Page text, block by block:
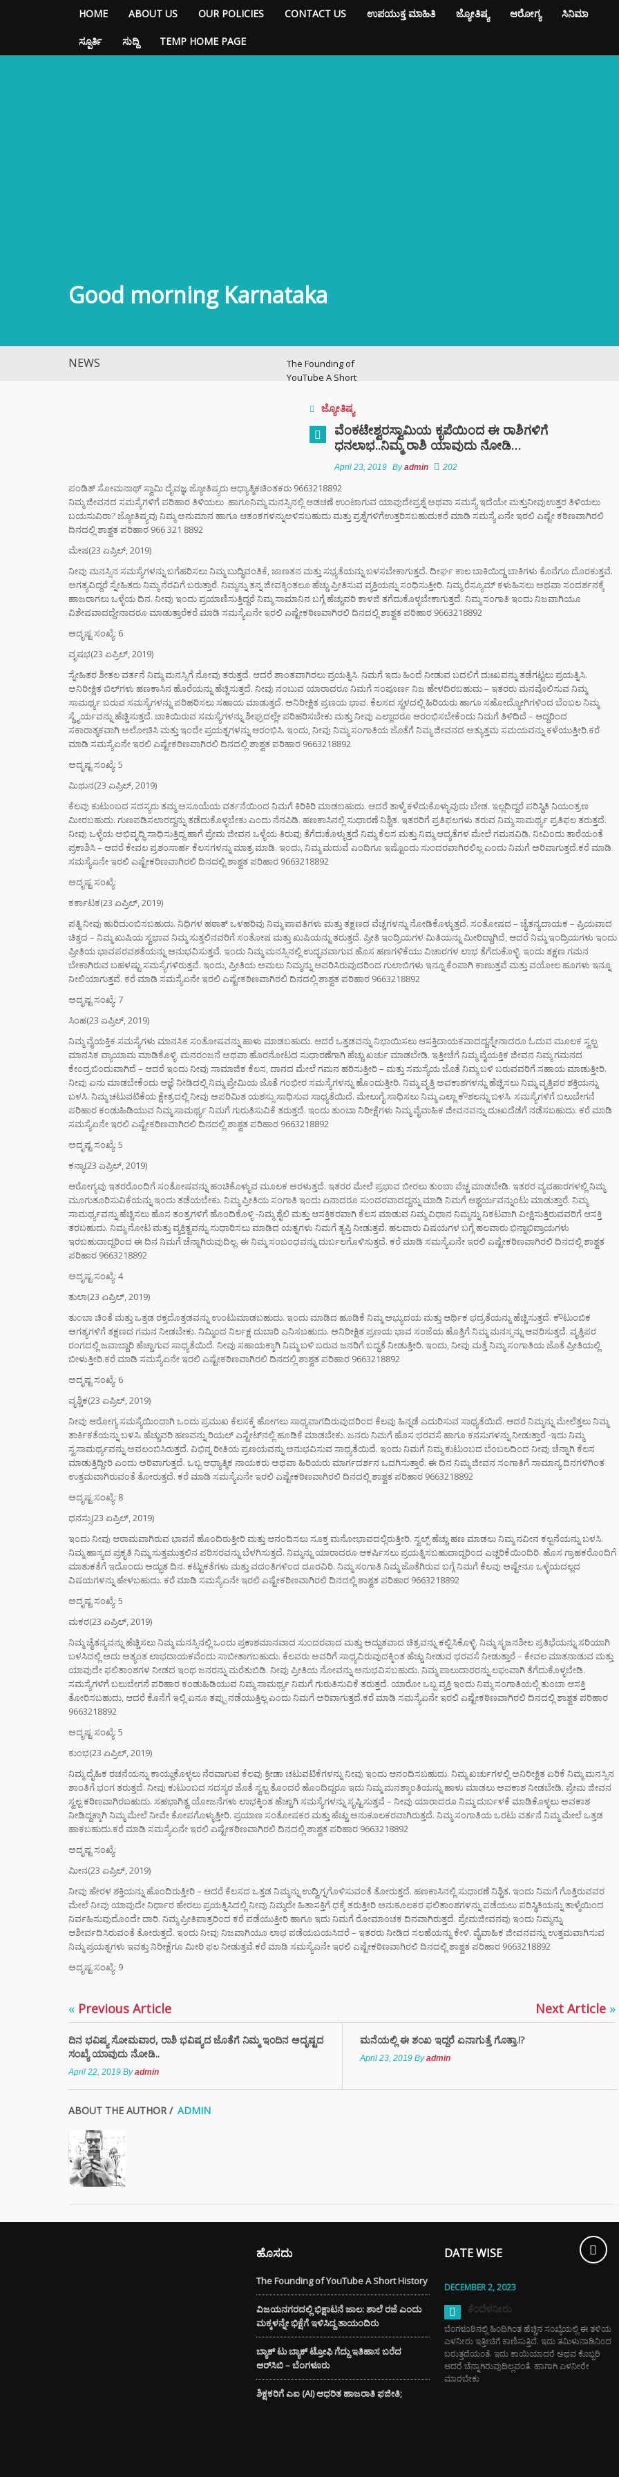
HOME ABOUT US OUR POLICIES CONTACT US ಉಪಯುಕ್ತ ಮಾಹಿತಿ ಜ್ಯೋತಿಷ್ಯ ಆರೋಗ್ಯ ಸಿನಿಮಾ
ಸ್ಪೂರ್ತಿ ಸುದ್ದಿ TEMP HOME PAGE
Good morning Karnataka
NEWS
The Founding of
YouTube A Short
ವಿಜಯನಗರದಲ್ಲಿ
ಭಿಕ್ಷಾಟನೆ ಜಾಲ: ಶಾಲೆ ರಜೆ
ಎಂದು ಮಕ್ಕಳನ್ನೇ ಭಿಕ್ಷೆಗೆ
ಇಳಿಸಿದ್ದ ತಾಯಂದಿರು
ಬ್ಯಾಕ್ ಟು ಬ್ಯಾಕ್ ಟ್ರೋಫಿ
ಗೆದ್ದು ಇತಿಹಾಸ ಬರೆದ
ಶಿಕ್ಷಕರಿಗೆ ಎಐ (AI)
ಆಧರಿತ ಹಾಜರಾತಿ
ಫಜೀತಿ;
ಮುಖ್ಯಮಂತ್ರಿ
ಸಿದ್ದರಾಮಯ್ಯ ಅವರು
ರಾಜೀನಾಮೆ ಘೋಷಣೆ –
ಡಿಕೆ ಶಿವಕುಮಾರ್
ಬೆಲೆಯ ಸನ್‌ಗ್ಲಾಸ್
ಧರಿಸುತ್ತೀರಾ? ಹಾಗಾದರೆ
ಈ ಅಪಾಯಗಳ ಬಗ್ಗೆ
ತಿಳಿಯಲೇಬೇಕು!
ಕೋಟಿ ರೂ ಲೂಟಿ
ಭಾರತದಲ್ಲಿ ಚಿನ್ನದ
ಬೇಡಿಕೆಗೆ ದೊಡ್ಡ ಹೊಡೆತ
ಬಿದ್ದಿದೆ.
ಕೂದಲಿಗೆ ಬೀಟ್ರೂಟ್‌ನ ಈ
ಹೇರ್ ಕೇರ್ ಟಿಪ್ಸ್
ಪ್ರಯತ್ನಿಸಿ
ಜ್ಯೋತಿಷ್ಯ
ವೆಂಕಟೇಶ್ವರಸ್ವಾಮಿಯ ಕೃಪೆಯಿಂದ ಈ ರಾಶಿಗಳಿಗೆ
ಧನಲಾಭ..ನಿಮ್ಮ ರಾಶಿ ಯಾವುದು ನೋಡಿ…
April 23, 2019 Byadmin 202
ಪಂಡಿತ್ ಸೋಮನಾಥ್ ಸ್ವಾಮಿ ದೈವಜ್ಞ ಜ್ಯೋತಿಷ್ಯರು ಆಧ್ಯಾತ್ಮಿಕಚಿಂತಕರು 9663218892
ನಿಮ್ಮ ಜೀವನದ ಸಮಸ್ಯೆಗಳಿಗೆ ಪರಿಹಾರ ತಿಳಿಯಲು ಹಾಗೂನಿಮ್ಮ ಮನಸ್ಸಿನಲ್ಲಿ ಆಡಚಣೆ ಉಂಟಾಗುವ ಯಾವುದೇಪ್ರಶ್ನೆ ಅಥವಾ ಸಮಸ್ಯೆ ಇದೆಯೇ ಮತ್ತುನೀವುಉತ್ತರ ತಿಳಿಯಲು
ಬಯಸುವಿರಾ? ಜ್ಯೋತಿಷ್ಯವು ನಿಮ್ಮ ಅನುಮಾನ ಹಾಗೂ ಆತಂಕಗಳನ್ನುಅಳಿಸಬಹುದು ಮತ್ತು ಪ್ರಶ್ನೆಗಳಿಗೆಉತ್ತರಿಸಬಹುದುಕರೆ ಮಾಡಿ ಸಮಸ್ಯೆ ಏನೇ ಇರಲಿ ಎಷ್ಟೇ ಕಠಿಣವಾಗಿರಲಿ
ದಿನದಲ್ಲಿ ಶಾಶ್ವತ ಪರಿಹಾರ 966 321 8892
ಮೇಷ(23 ಏಪ್ರಿಲ್, 2019)
ನೀವು ಮನಸ್ಸಿನ ಸಮಸ್ಯೆಗಳನ್ನು ಬಗೆಹರಿಸಲು ನಿಮ್ಮ ಬುದ್ಧಿವಂತಿಕೆ, ಜಾಣತನ ಮತ್ತು ಸಭ್ಯತೆಯನ್ನು ಬಳಸಬೇಕಾಗುತ್ತದೆ. ದೀರ್ಘ ಕಾಲ ಬಾಕಿಯಿದ್ದ ಬಾಕಿಗಳು ಕೊನೆಗೂ ದೊರಕುತ್ತವೆ.
ಅಗತ್ಯವಿದ್ದರೆ ಸ್ನೇಹಿತರು ನಿಮ್ಮ ನೆರವಿಗೆ ಬರುತ್ತಾರೆ. ನಿಮ್ಮನ್ನು ತನ್ನ ಜೀವಕ್ಕಿಂತಲೂ ಹೆಚ್ಚು ಪ್ರೀತಿಸುವ ವ್ಯಕ್ತಿಯನ್ನು ಸಂಧಿಸುತ್ತೀರಿ. ನಿಮ್ಮ ರೆಸ್ಯೂಮ್ ಕಳುಹಿಸಲು ಅಥವಾ ಸಂದರ್ಶನಕ್ಕೆ
ಹಾಜರಾಗಲು ಒಳ್ಳೆಯ ದಿನ. ನೀವು ಇಂದು ಪ್ರಯಾಣಿಸುತ್ತಿದ್ದರೆ ನಿಮ್ಮ ಸಾಮಾನಿನ ಬಗ್ಗೆ ಹೆಚ್ಚುವರಿ ಕಾಳಜಿ ತಗೆದುಕೊಳ್ಳಬೇಕಾಗುತ್ತದೆ. ನಿಮ್ಮ ಸಂಗಾತಿ ಇಂದು ನಿಜವಾಗಿಯೂ
ವಿಶೇಷವಾದದ್ದೇನಾದರೂ ಮಾಡುತ್ತಾರೆಕರೆ ಮಾಡಿ ಸಮಸ್ಯೆಏನೇ ಇರಲಿ ಎಷ್ಟೇಕಠಿಣವಾಗಿರಲಿ ದಿನದಲ್ಲಿ ಶಾಶ್ವತ ಪರಿಹಾರ 9663218892
ಅದೃಷ್ಟ ಸಂಖ್ಯೆ: 6
ವೃಷಭ(23 ಏಪ್ರಿಲ್, 2019)
ಸ್ನೇಹಿತರ ಶೀತಲ ವರ್ತನೆ ನಿಮ್ಮ ಮನಸ್ಸಿಗೆ ನೋವು ತರುತ್ತದೆ. ಆದರೆ ಶಾಂತವಾಗಿರಲು ಪ್ರಯತ್ನಿಸಿ. ನಿಮಗೆ ಇದು ಹಿಂದೆ ನೀಡುವ ಬದಲಿಗೆ ದುಃಖವನ್ನು ತಡೆಗಟ್ಟಲು ಪ್ರಯತ್ನಿಸಿ.
ಅನಿರೀಕ್ಷಿತ ಬಿಲ್‌ಗಳು ಹಣಕಾಸಿನ ಹೊರೆಯನ್ನು ಹೆಚ್ಚಿಸುತ್ತದೆ. ನೀವು ನಂಬುವ ಯಾರಾದರೂ ನಿಮಗೆ ಸಂಪೂರ್ಣ ನಿಜ ಹೇಳದಿರಬಹುದು – ಇತರರು ಮನವೊಲಿಸುವ ನಿಮ್ಮ
ಸಾಮರ್ಥ್ಯ ಬರುವ ಸಮಸ್ಯೆಗಳನ್ನು ಪರಿಹರಿಸಲು ಸಹಾಯ ಮಾಡುತ್ತದೆ. ಅನಿರೀಕ್ಷಿತ ಪ್ರಣಯ ಭಾವ. ಕೆಲಸದ ಸ್ಥಳದಲ್ಲಿ ಹಿರಿಯರು ಹಾಗೂ ಸಹೋದ್ಯೋಗಿಗಳಿಂದ ಬೆಂಬಲ ನಿಮ್ಮ
ಸ್ಥೈರ್ಯವನ್ನು ಹೆಚ್ಚಿಸುತ್ತದೆ. ಬಾಕಿಯಿರುವ ಸಮಸ್ಯೆಗಳನ್ನು ಶೀಘ್ರದಲ್ಲೇ ಪರಿಹರಿಸಬೇಕು ಮತ್ತು ನೀವು ಎಲ್ಲಾದರೂ ಆರಂಭಿಸಬೇಕೆಂದು ನಿಮಗೆ ತಿಳಿದಿದೆ – ಆದ್ದರಿಂದ
ಸಕಾರಾತ್ಮಕವಾಗಿ ಅಲೋಚಿಸಿ ಮತ್ತು ಇಂದೇ ಪ್ರಯತ್ನಗಳನ್ನು ಆರಂಭಿಸಿ. ಇಂದು, ನೀವು ನಿಮ್ಮ ಸಂಗಾತಿಯ ಜೊತೆಗೆ ನಿಮ್ಮ ಜೀವನದ ಅತ್ಯುತ್ತಮ ಸಮಯವನ್ನು ಕಳೆಯುತ್ತೀರಿ.ಕರೆ
ಮಾಡಿ ಸಮಸ್ಯೆಏನೇ ಇರಲಿ ಎಷ್ಟೇಕಠಿಣವಾಗಿರಲಿ ದಿನದಲ್ಲಿ ಶಾಶ್ವತ ಪರಿಹಾರ 9663218892
ಅದೃಷ್ಟ ಸಂಖ್ಯೆ: 5
ಮಿಥುನ(23 ಏಪ್ರಿಲ್, 2019)
ಕೆಲವು ಕುಟುಂಬದ ಸದಸ್ಯರು ತಮ್ಮ ಅಸೂಯೆಯ ವರ್ತನೆಯಿಂದ ನಿಮಗೆ ಕಿರಿಕಿರಿ ಮಾಡಬಹುದು. ಆದರೆ ತಾಳ್ಮೆ ಕಳೆದುಕೊಳ್ಳುವುದು ಬೇಡ. ಇಲ್ಲದಿದ್ದರೆ ಪರಿಸ್ಥಿತಿ ನಿಯಂತ್ರಣ
ಮೀರಬಹುದು. ಗುಣಪಡಿಸಲಾರದ್ದನ್ನು ತಡೆದುಕೊಳ್ಳಬೇಕು ಎಂದು ನೆನಪಿಡಿ. ಹಣಕಾಸಿನಲ್ಲಿ ಸುಧಾರಣೆ ನಿಶ್ಚಿತ. ಇತರರಿಗೆ ಪ್ರತಿಫಲಗಳು ತರುವ ನಿಮ್ಮ ಸಾಮರ್ಥ್ಯ ಪ್ರತಿಫಲ ತರುತ್ತದೆ.
ನೀವು ಒಳ್ಳೆಯ ಅಭಿವೃದ್ಧಿ ಸಾಧಿಸುತ್ತಿದ್ದ ಹಾಗೆ ಪ್ರೇಮ ಜೀವನ ಒಳ್ಳೆಯ ತಿರುವು ತೆಗೆದುಕೊಳ್ಳುತ್ತದೆ ನಿಮ್ಮ ಕೆಲಸ ಮತ್ತು ನಿಮ್ಮ ಆದ್ಯತೆಗಳ ಮೇಲೆ ಗಮನವಿಡಿ. ನೀವಿಂದು ತಾರೆಯಂತೆ
ಪ್ರಕಾಶಿಸಿ – ಆದರೆ ಕೇವಲ ಪ್ರಶಂಸಾರ್ಹ ಕೆಲಸಗಳನ್ನು ಮಾತ್ರ ಮಾಡಿ. ಇಂದು, ನಿಮ್ಮ ಮದುವೆ ಎಂದಿಗೂ ಇಷ್ಟೊಂದು ಸುಂದರವಾಗಿರಲಿಲ್ಲ ಎಂದು ನಿಮಗೆ ಅರಿವಾಗುತ್ತದೆ.ಕರೆ ಮಾಡಿ
ಸಮಸ್ಯೆಏನೇ ಇರಲಿ ಎಷ್ಟೇಕಠಿಣವಾಗಿರಲಿ ದಿನದಲ್ಲಿ ಶಾಶ್ವತ ಪರಿಹಾರ 9663218892
ಅದೃಷ್ಟ ಸಂಖ್ಯೆ:
ಕರ್ಕಾಟಕ(23 ಏಪ್ರಿಲ್, 2019)
ಪತ್ನಿ ನೀವು ಹುರಿದುಂಬಿಸಬಹುದು. ನಿಧಿಗಳ ಹಠಾತ್ ಒಳಹರಿವು ನಿಮ್ಮ ಪಾವತಿಗಳು ಮತ್ತು ತಕ್ಷಣದ ವೆಚ್ಚಗಳನ್ನು ನೋಡಿಕೊಳ್ಳುತ್ತದೆ. ಸಂತೋಷದ – ಚೈತನ್ಯದಾಯಕ – ಪ್ರಿಯವಾದ
ಚಿತ್ತದ – ನಿಮ್ಮ ಖುಷಿಯ ಸ್ವಭಾವ ನಿಮ್ಮ ಸುತ್ತಲಿನವರಿಗೆ ಸಂತೋಷ ಮತ್ತು ಖುಷಿಯನ್ನು ತರುತ್ತದೆ. ಪ್ರೀತಿ ಇಂದ್ರಿಯಗಳ ಮಿತಿಯನ್ನು ಮೀರಿದ್ದಾಗಿದೆ, ಆದರೆ ನಿಮ್ಮ ಇಂದ್ರಿಯಗಳು ಇಂದು
ಪ್ರೀತಿಯ ಭಾವಪರವಶತೆಯನ್ನು ಅನುಭವಿಸುತ್ತವೆ. ಇಂದು ನಿಮ್ಮ ಮನಸ್ಸಿನಲ್ಲಿ ಉದ್ಭವವಾಗುವ ಹೊಸ ಹಣಗಳಿಕೆಯು ವಿಚಾರಗಳ ಲಾಭ ತೆಗೆದುಕೊಳ್ಳಿ. ಇಂದು ತಕ್ಷಣ ಗಮನ
ಬೇಕಾಗಿರುವ ಬಹಳಷ್ಟು ಸಮಸ್ಯೆಗಳಿರುತ್ತವೆ. ಇಂದು, ಪ್ರೀತಿಯ ಅಮಲು ನಿಮ್ಮನ್ನು ಆವರಿಸಿರುವುದರಿಂದ ಗುಲಾಬಿಗಳು ಇನ್ನೂ ಕೆಂಪಾಗಿ ಕಾಣುತ್ತವೆ ಮತ್ತು ವಯೋಲ ಹೂಗಳು ಇನ್ನೂ
ನೀಲಿಯಾಗುತ್ತವೆ. ಕರೆ ಮಾಡಿ ಸಮಸ್ಯೆಏನೇ ಇರಲಿ ಎಷ್ಟೇಕಠಿಣವಾಗಿರಲಿ ದಿನದಲ್ಲಿ ಶಾಶ್ವತ ಪರಿಹಾರ 9663218892
ಅದೃಷ್ಟ ಸಂಖ್ಯೆ: 7
ಸಿಂಹ(23 ಏಪ್ರಿಲ್, 2019)
ನಿಮ್ಮ ವೈಯಕ್ತಿಕ ಸಮಸ್ಯೆಗಳು ಮಾನಸಿಕ ಸಂತೋಷವನ್ನು ಹಾಳು ಮಾಡಬಹುದು. ಆದರೆ ಒತ್ತಡವನ್ನು ನಿಭಾಯಿಸಲು ಆಸಕ್ತಿದಾಯಕವಾದದ್ದನ್ನೇನಾದರೂ ಓದುವ ಮೂಲಕ ಸ್ವಲ್ಪ
ಮಾನಸಿಕ ವ್ಯಾಯಾಮ ಮಾಡಿಕೊಳ್ಳಿ. ಮನರಂಜನೆ ಅಥವಾ ಹೊರನೋಟದ ಸುಧಾರಣೆಗಾಗಿ ಹೆಚ್ಚು ಖರ್ಚು ಮಾಡಬೇಡಿ. ಇತ್ತೀಚೆಗೆ ನಿಮ್ಮ ವೈಯಕ್ತಿಕ ಜೀವನ ನಿಮ್ಮ ಗಮನದ
ಕೇಂದ್ರಬಿಂದುವಾಗಿದೆ – ಆದರೆ ಇಂದು ನೀವು ಸಾಮಾಜಿಕ ಕೆಲಸ, ದಾನದ ಮೇಲೆ ಗಮನ ಹರಿಸುತ್ತೀರಿ – ಮತ್ತು ಸಮಸ್ಯೆಯ ಜೊತೆ ನಿಮ್ಮ ಬಳಿ ಬರುವವರಿಗೆ ಸಹಾಯ ಮಾಡುತ್ತೀರಿ.
ನೀವು ಏನು ಮಾಡಬೇಕೆಂದು ಆಜ್ಞೆ ನೀಡಿದಲ್ಲಿ ನಿಮ್ಮ ಪ್ರೇಮಿಯ ಜೊತೆ ಗಂಭೀರ ಸಮಸ್ಯೆಗಳನ್ನು ಹೊಂದುತ್ತೀರಿ. ನಿಮ್ಮ ವೃತ್ತಿ ಅವಕಾಶಗಳನ್ನು ಹೆಚ್ಚಿಸಲು ನಿಮ್ಮ ವೃತ್ತಿಪರ ಶಕ್ತಿಯನ್ನು
ಬಳಸಿ. ನಿಮ್ಮ ಚಟುವಟಿಕೆಯ ಕ್ಷೇತ್ರದಲ್ಲಿ ನೀವು ಅಪರಿಮಿತ ಯಶಸ್ಸು ಸಾಧಿಸುವ ಸಾಧ್ಯತೆಯಿದೆ. ಮೇಲುಗೈ ಸಾಧಿಸಲು ನಿಮ್ಮ ಎಲ್ಲಾ ಕೌಶಲನ್ನು ಬಳಸಿ. ಸಮಸ್ಯೆಗಳಿಗೆ ಬಲುಬೇಗನೆ
ಪರಿಹಾರ ಕಂಡುಹಿಡಿಯುವ ನಿಮ್ಮ ಸಾಮರ್ಥ್ಯ ನಿಮಗೆ ಗುರುತಿಸುವಿಕೆ ತರುತ್ತದೆ. ಇಂದು ತುಂಬಾ ನಿರೀಕ್ಷೆಗಳು ನಿಮ್ಮ ವೈವಾಹಿಕ ಜೀವನವನ್ನು ದುಃಖದೆಡೆಗೆ ನಡೆಸಬಹುದು. ಕರೆ ಮಾಡಿ
ಸಮಸ್ಯೆಏನೇ ಇರಲಿ ಎಷ್ಟೇಕಠಿಣವಾಗಿರಲಿ ದಿನದಲ್ಲಿ ಶಾಶ್ವತ ಪರಿಹಾರ 9663218892
ಅದೃಷ್ಟ ಸಂಖ್ಯೆ: 5
ಕನ್ಯಾ(23 ಏಪ್ರಿಲ್, 2019)
ಆರೋಗ್ಯವು ಇತರರೊಂದಿಗೆ ಸಂತೋಷವನ್ನು ಹಂಚಿಕೊಳ್ಳುವ ಮೂಲಕ ಅರಳುತ್ತದೆ. ಇತರರ ಮೇಲೆ ಪ್ರಭಾವ ಬೀರಲು ತುಂಬಾ ವೆಚ್ಚ ಮಾಡಬೇಡಿ. ಇತರರ ವ್ಯವಹಾರಗಳಲ್ಲಿ ನಿಮ್ಮ
ಮೂಗುತೂರಿಸುವಿಕೆಯನ್ನು ಇಂದು ತಡೆಯಬೇಕು. ನಿಮ್ಮ ಪ್ರೀತಿಯ ಸಂಗಾತಿ ಇಂದು ಏನಾದರೂ ಸುಂದರವಾದದ್ದನ್ನು ಮಾಡಿ ನಿಮಗೆ ಆಶ್ಚರ್ಯವನ್ನುಂಟು ಮಾಡುತ್ತಾರೆ. ನಿಮ್ಮ
ಸಾಮರ್ಥ್ಯವನ್ನು ಹೆಚ್ಚಿಸಲು ಹೊಸ ತಂತ್ರಗಳಿಗೆ ಹೊಂದಿಕೊಳ್ಳಿ -ನಿಮ್ಮ ಶೈಲಿ ಮತ್ತು ಆಸಕ್ತಿಕರವಾಗಿ ಕೆಲಸ ಮಾಡುವ ನಿಮ್ಮ ವಿಧಾನ ನಿಮ್ಮನ್ನು ನಿಕಟವಾಗಿ ವೀಕ್ಷಿಸುತ್ತಿರುವವರಿಗೆ ಆಸಕ್ತಿ
ತರಬಹುದು. ನಿಮ್ಮ ನೋಟ ಮತ್ತು ವ್ಯಕ್ತಿತ್ವವನ್ನು ಸುಧಾರಿಸಲು ಮಾಡಿದ ಯತ್ನಗಳು ನಿಮಗೆ ತೃಪ್ತಿ ನೀಡುತ್ತವೆ. ಹಲವಾರು ವಿಷಯಗಳ ಬಗ್ಗೆ ಹಲವಾರು ಭಿನ್ನಾಭಿಪ್ರಾಯಗಳು
ಇರಬಹುದಾದ್ದರಿಂದ ಈ ದಿನ ನಿಮಗೆ ಚೆನ್ನಾಗಿರುವುದಿಲ್ಲ. ಈ ನಿಮ್ಮ ಸಂಬಂಧವನ್ನು ದುರ್ಬಲಗೊಳಿಸುತ್ತದೆ. ಕರೆ ಮಾಡಿ ಸಮಸ್ಯೆಏನೇ ಇರಲಿ ಎಷ್ಟೇಕಠಿಣವಾಗಿರಲಿ ದಿನದಲ್ಲಿ ಶಾಶ್ವತ
ಪರಿಹಾರ 9663218892
ಅದೃಷ್ಟ ಸಂಖ್ಯೆ: 4
ತುಲಾ(23 ಏಪ್ರಿಲ್, 2019)
ತುಂಬಾ ಚಿಂತೆ ಮತ್ತು ಒತ್ತಡ ರಕ್ತದೊತ್ತಡವನ್ನು ಉಂಟುಮಾಡಬಹುದು. ಇಂದು ಮಾಡಿದ ಹೂಡಿಕೆ ನಿಮ್ಮ ಅಭ್ಯುದಯ ಮತ್ತು ಆರ್ಥಿಕ ಭದ್ರತೆಯನ್ನು ಹೆಚ್ಚಿಸುತ್ತದೆ. ಕೌಟುಂಬಿಕ
ಅಗತ್ಯಗಳಿಗೆ ತಕ್ಷಣದ ಗಮನ ನೀಡಬೇಕು. ನಿಮ್ಮಿಂದ ನಿರ್ಲಕ್ಷ ದುಬಾರಿ ಎನಿಸಬಹುದು. ಅನಿರೀಕ್ಷಿತ ಪ್ರಣಯ ಭಾವ ಸಂಜೆಯ ಹೊತ್ತಿಗೆ ನಿಮ್ಮ ಮನಸ್ಸನ್ನು ಆವರಿಸುತ್ತದೆ. ವೃತ್ತಿಪರ
ರಂಗದಲ್ಲಿ ಜವಾಬ್ದಾರಿ ಹೆಚ್ಚಾಗುವ ಸಾಧ್ಯತೆಯಿದೆ. ನೀವು ಸಹಾಯಕ್ಕಾಗಿ ನಿಮ್ಮ ಬಳಿ ಬರುವ ಜನರಿಗೆ ಬದ್ಧತೆ ನೀಡುತ್ತೀರಿ. ಇಂದು, ನೀವು ಮತ್ತೆ ನಿಮ್ಮ ಸಂಗಾತಿಯ ಜೊತೆ ಪ್ರೀತಿಯಲ್ಲಿ
ಬೀಳುತ್ತೀರಿ.ಕರೆ ಮಾಡಿ ಸಮಸ್ಯೆಏನೇ ಇರಲಿ ಎಷ್ಟೇಕಠಿಣವಾಗಿರಲಿ ದಿನದಲ್ಲಿ ಶಾಶ್ವತ ಪರಿಹಾರ 9663218892
ಅದೃಷ್ಟ ಸಂಖ್ಯೆ: 6
ವೃಶ್ಚಿಕ(23 ಏಪ್ರಿಲ್, 2019)
ನೀವು ಆರೋಗ್ಯ ಸಮಸ್ಯೆಯಿಂದಾಗಿ ಒಂದು ಪ್ರಮುಖ ಕೆಲಸಕ್ಕೆ ಹೋಗಲು ಸಾಧ್ಯವಾಗದಿರುವುದರಿಂದ ಕೆಲವು ಹಿನ್ನಡೆ ಎದುರಿಸುವ ಸಾಧ್ಯತೆಯಿದೆ. ಆದರೆ ನಿಮ್ಮನ್ನು ಮೇಲೆತ್ತಲು ನಿಮ್ಮ
ತಾರ್ಕಿಕತೆಯನ್ನು ಬಳಸಿ. ಹೆಚ್ಚುವರಿ ಹಣವನ್ನು ರಿಯಲ್ ಎಸ್ಟೇಟ್‌ನಲ್ಲಿ ಹೂಡಿಕೆ ಮಾಡಬೇಕು. ಜನರು ನಿಮಗೆ ಹೊಸ ಭರವಸೆ ಹಾಗೂ ಕನಸುಗಳನ್ನು ನೀಡುತ್ತಾರೆ -ಇದು ನಿಮ್ಮ
ಸ್ವಸಾಮರ್ಥ್ಯವನ್ನು ಅವಲಂಬಿಸಿರುತ್ತದೆ. ವಿಭಿನ್ನ ರೀತಿಯ ಪ್ರಣಯವನ್ನು ಅನುಭವಿಸುವ ಸಾಧ್ಯತೆಯಿದೆ. ಇಂದು ನಿಮಗೆ ನಿಮ್ಮ ಕುಟುಂಬದ ಬೆಂಬಲದಿಂದ ನೀವು ಚೆನ್ನಾಗಿ ಕೆಲಸ
ಮಾಡುತ್ತಿದ್ದೀರಿ ಎಂದು ಅರಿವಾಗುತ್ತದೆ. ಒಬ್ಬ ಆಧ್ಯಾತ್ಮಿಕ ನಾಯಕರು ಅಥವಾ ಹಿರಿಯರು ಮಾರ್ಗದರ್ಶನ ಒದಗಿಸುತ್ತಾರೆ. ಈ ದಿನ ನಿಮ್ಮ ಜೀವನ ಸಂಗಾತಿಗೆ ಸಾಮಾನ್ಯ ದಿನಗಳಿಗಿಂತ
ಉತ್ತಮವಾಗಿರುವಂತೆ ತೋರುತ್ತದೆ. ಕರೆ ಮಾಡಿ ಸಮಸ್ಯೆಏನೇ ಇರಲಿ ಎಷ್ಟೇಕಠಿಣವಾಗಿರಲಿ ದಿನದಲ್ಲಿ ಶಾಶ್ವತ ಪರಿಹಾರ 9663218892
ಅದೃಷ್ಟ ಸಂಖ್ಯೆ: 8
ಧನಸ್ಸು(23 ಏಪ್ರಿಲ್, 2019)
ಇಂದು ನೀವು ಆರಾಮವಾಗಿರುವ ಭಾವನೆ ಹೊಂದಿರುತ್ತೀರಿ ಮತ್ತು ಆನಂದಿಸಲು ಸೂಕ್ತ ಮನೋಭಾವದಲ್ಲಿರುತ್ತೀರಿ. ಸ್ವಲ್ಪ್ ಹೆಚ್ಚು ಹಣ ಮಾಡಲು ನಿಮ್ಮ ನವೀನ ಕಲ್ಪನೆಯನ್ನು ಬಳಸಿ.
ನಿಮ್ಮ ಹಾಸ್ಯದ ಪ್ರಕೃತಿ ನಿಮ್ಮ ಸುತ್ತಮುತ್ತಲಿನ ಪರಿಸರವನ್ನು ಬೆಳಗಿಸುತ್ತದೆ. ನಿಮ್ಮನ್ನು ಯಾರಾದರೂ ಆಕರ್ಷಿಸಲು ಪ್ರಯತ್ನಿಸಬಹುದಾದ್ದರಿಂದ ಎಚ್ಚರಿಕೆಯಿಂದಿರಿ. ಹೊಸ ಗ್ರಾಹಕರೊಂದಿಗೆ
ಮಾತುಕತೆಗೆ ಇದೊಂದು ಅದ್ಭುತ ದಿನ. ಕಟ್ಟುಕತೆಗಳು ಮತ್ತು ವದಂತಿಗಳಿಂದ ದೂರವಿರಿ. ನಿಮ್ಮ ಸಂಗಾತಿ ನಿಮ್ಮ ಜೊತೆಗಿರುವ ಬಗ್ಗೆ ನಿಮಗೆ ಕೆಲವು ಅಷ್ಟೇನೂ ಒಳ್ಳೆಯದಲ್ಲದ
ವಿಷಯಗಳನ್ನು ಹೇಳಬಹುದು. ಕರೆ ಮಾಡಿ ಸಮಸ್ಯೆಏನೇ ಇರಲಿ ಎಷ್ಟೇಕಠಿಣವಾಗಿರಲಿ ದಿನದಲ್ಲಿ ಶಾಶ್ವತ ಪರಿಹಾರ 9663218892
ಅದೃಷ್ಟ ಸಂಖ್ಯೆ: 5
ಮಕರ(23 ಏಪ್ರಿಲ್, 2019)
ನಿಮ್ಮ ಚೈತನ್ಯವನ್ನು ಹೆಚ್ಚಿಸಲು ನಿಮ್ಮ ಮನಸ್ಸಿನಲ್ಲಿ ಒಂದು ಪ್ರಕಾಶಮಾನವಾದ ಸುಂದರವಾದ ಮತ್ತು ಅದ್ಭುತವಾದ ಚಿತ್ರವನ್ನು ಕಲ್ಪಿಸಿಕೊಳ್ಳಿ. ನಿಮ್ಮ ಸೃಜನಶೀಲ ಪ್ರತಿಭೆಯನ್ನು ಸರಿಯಾಗಿ
ಬಳಸಿದಲ್ಲಿ ಅದು ಅತ್ಯಂತ ಲಾಭದಾಯಕವೆಂದು ಸಾಬೀತಾಗಬಹುದು. ಕೆಲವರು ಅವರಿಗೆ ಸಾಧ್ಯವಿರುವುದಕ್ಕಿಂತ ಹೆಚ್ಚು ನೀಡುವ ಭರವಸೆ ನೀಡುತ್ತಾರೆ – ಕೇವಲ ಮಾತನಾಡುವ ಮತ್ತು
ಯಾವುದೇ ಫಲಿತಾಂಶಗಳ ನೀಡದ ಇಂಥ ಜನರನ್ನು ಮರೆತುಬಿಡಿ. ನೀವು ಪ್ರೀತಿಯ ನೋವನ್ನು ಅನುಭವಿಸಬಹುದು. ನಿಮ್ಮ ಪಾಲುದಾರರನ್ನು ಲಘುವಾಗಿ ತೆಗೆದುಕೊಳ್ಳಬೇಡಿ.
ಸಮಸ್ಯೆಗಳಿಗೆ ಬಲುಬೇಗನೆ ಪರಿಹಾರ ಕಂಡುಹಿಡಿಯುವ ನಿಮ್ಮ ಸಾಮರ್ಥ್ಯ ನಿಮಗೆ ಗುರುತಿಸುವಿಕೆ ತರುತ್ತದೆ. ಯಾರೋ ಒಬ್ಬ ವ್ಯಕ್ತಿ ಇಂದು ನಿಮ್ಮ ಸಂಗಾತಿಯಲ್ಲಿ ತುಂಬಾ ಆಸಕ್ತಿ
ತೋರಿಸಬಹುದು, ಆದರೆ ಕೊನೆಗೆ ಇಲ್ಲಿ ಏನೂ ತಪ್ಪು ನಡೆಯುತ್ತಿಲ್ಲ ಎಂದು ನಿಮಗೆ ಅರಿವಾಗುತ್ತದೆ.ಕರೆ ಮಾಡಿ ಸಮಸ್ಯೆಏನೇ ಇರಲಿ ಎಷ್ಟೇಕಠಿಣವಾಗಿರಲಿ ದಿನದಲ್ಲಿ ಶಾಶ್ವತ ಪರಿಹಾರ
9663218892
ಅದೃಷ್ಟ ಸಂಖ್ಯೆ: 5
ಕುಂಭ(23 ಏಪ್ರಿಲ್, 2019)
ನಿಮ್ಮ ದೈಹಿಕ ರಚನೆಯನ್ನು ಕಾಯ್ದುಕೊಳ್ಳಲು ನೆರವಾಗುವ ಕೆಲವು ಕ್ರೀಡಾ ಚಟುವಟಿಕೆಗಳನ್ನು ನೀವು ಇಂದು ಆನಂದಿಸಬಹುದು. ನಿಮ್ಮ ಖರ್ಚುಗಳಲ್ಲಿ ಅನಿರೀಕ್ಷಿತ ಏರಿಕೆ ನಿಮ್ಮ ಮನಸ್ಸಿನ
ಶಾಂತಿಗೆ ಭಂಗ ತರುತ್ತದೆ. ನೀವು ಕುಟುಂಬದ ಸದಸ್ಯರ ಜೊತೆ ಸ್ವಲ್ಪ ತೊಂದರೆ ಹೊಂದಿದ್ದರೂ ಇದು ನಿಮ್ಮ ಮನಶ್ಶಾಂತಿಯನ್ನು ಹಾಳು ಮಾಡಲು ಅವಕಾಶ ನೀಡಬೇಡಿ. ಪ್ರೇಮ ಜೀವನ
ಸ್ವಲ್ಪ ಕಠಿಣವಾಗಿರಬಹುದು. ಸಹಭಾಗಿತ್ವ ಯೋಜನೆಗಳು ಲಾಭಕ್ಕಿಂತ ಹೆಚ್ಚಾಗಿ ಸಮಸ್ಯೆಗಳನ್ನು ಸೃಷ್ಟಿಸುತ್ತವೆ – ನೀವು ಯಾರಾದರೂ ನಿಮ್ಮ ದುರ್ಬಳಕೆ ಮಾಡಿಕೊಳ್ಳಲು ಅವಕಾಶ
ನೀಡಿದ್ದಕ್ಕಾಗಿ ನಿಮ್ಮ ಮೇಲೆ ನೀವೇ ಕೋಪಗೊಳ್ಳುತ್ತೀರಿ. ಪ್ರಯಾಣ ಸಂತೋಷಕರ ಮತ್ತು ಹೆಚ್ಚು ಅನುಕೂಲಕರವಾಗಿರುತ್ತದೆ. ನಿಮ್ಮ ಸಂಗಾತಿಯ ಒರಟು ವರ್ತನೆ ನಿಮ್ಮ ಮೇಲೆ ಒತ್ತಡ
ಹಾಕಬಹುದು.ಕರೆ ಮಾಡಿ ಸಮಸ್ಯೆಏನೇ ಇರಲಿ ಎಷ್ಟೇಕಠಿಣವಾಗಿರಲಿ ದಿನದಲ್ಲಿ ಶಾಶ್ವತ ಪರಿಹಾರ 9663218892
ಅದೃಷ್ಟ ಸಂಖ್ಯೆ:
ಮೀನ(23 ಏಪ್ರಿಲ್, 2019)
ನೀವು ಹೇರಳ ಶಕ್ತಿಯನ್ನು ಹೊಂದಿರುತ್ತೀರಿ – ಆದರೆ ಕೆಲಸದ ಒತ್ತಡ ನಿಮ್ಮನ್ನು ಉದ್ವಿಗ್ನಗೊಳಿಸುವಂತೆ ತೋರುತ್ತದೆ. ಹಣಕಾಸಿನಲ್ಲಿ ಸುಧಾರಣೆ ನಿಶ್ಚಿತ. ಇಂದು ನಿಮಗೆ ಗೊತ್ತಿರುವವರ
ಮೇಲೆ ನೀವು ಯಾವುದೇ ನಿರ್ಧಾರ ಹೇರಲು ಪ್ರಯತ್ನಿಸಿದಲ್ಲಿ ನೀವು ನಿಮ್ಮದೇ ಹಿತಾಸಕ್ತಿಗೆ ಧಕ್ಕೆ ತರುತ್ತೀರಿ ಅನುಕೂಲಕರ ಫಲಿತಾಂಶಗಳನ್ನು ಪಡೆಯಲು ಪರಿಸ್ಥಿತಿಯನ್ನು ತಾಳ್ಮೆಯಿಂದ
ನಿರ್ವಹಿಸುವುದೊಂದೇ ದಾರಿ. ನಿಮ್ಮ ಪ್ರೀತಿಪಾತ್ರರಿಂದ ಕರೆ ಪಡೆಯುತ್ತೀರಿ ಹಾಗೂ ಇದು ನಿಮಗೆ ರೋಮಾಂಚಕ ದಿನವಾಗಿರುತ್ತದೆ. ಪ್ರೇಮಜೀವನವು ಇಂದು ನಿಮ್ಮನ್ನು
ಆಶೀರ್ವದಿಸಿರುವಂತೆ ತೋರುತ್ತದೆ. ಇಂದು ನೀವು ನಿಜವಾಗಿಯೂ ಲಾಭ ಪಡೆಯಬಯಸಿದರೆ – ಇತರರು ನೀಡಿದ ಸಲಹೆಯನ್ನು ಕೇಳಿ. ವೈವಾಹಿಕ ಜೀವನವನ್ನು ಉತ್ತಮವಾಗಿಸುವ
ನಿಮ್ಮ ಪ್ರಯತ್ನಗಳು ಇವತ್ತು ನಿರೀಕ್ಷೆಗೂ ಮೀರಿ ಫಲ ನೀಡುತ್ತವೆ.ಕರೆ ಮಾಡಿ ಸಮಸ್ಯೆಏನೇ ಇರಲಿ ಎಷ್ಟೇಕಠಿಣವಾಗಿರಲಿ ದಿನದಲ್ಲಿ ಶಾಶ್ವತ ಪರಿಹಾರ 9663218892
ಅದೃಷ್ಟ ಸಂಖ್ಯೆ: 9
« Previous Article
ದಿನ ಭವಿಷ್ಯ ಸೋಮವಾರ, ರಾಶಿ ಭವಿಷ್ಯದ ಜೊತೆಗೆ ನಿಮ್ಮ ಇಂದಿನ ಅದೃಷ್ಟದ
ಸಂಖ್ಯೆ ಯಾವುದು ನೋಡಿ..
April 22, 2019 Byadmin
Next Article »
ಮನೆಯಲ್ಲಿ ಈ ಶಂಖ ಇದ್ದರೆ ಏನಾಗುತ್ತೆ ಗೊತ್ತಾ.!?
April 23, 2019 Byadmin
ABOUT THE AUTHOR / ADMIN
ಹೊಸದು
The Founding of YouTube A Short History
ವಿಜಯನಗರದಲ್ಲಿ ಭಿಕ್ಷಾಟನೆ ಜಾಲ: ಶಾಲೆ ರಜೆ ಎಂದು
ಮಕ್ಕಳನ್ನೇ ಭಿಕ್ಷೆಗೆ ಇಳಿಸಿದ್ದ ತಾಯಂದಿರು
ಬ್ಯಾಕ್ ಟು ಬ್ಯಾಕ್ ಟ್ರೋಫಿ ಗೆದ್ದು ಇತಿಹಾಸ ಬರೆದ
ಆರ್‌ಸಿಬಿ – ಬೆಂಗಳೂರು
ಶಿಕ್ಷಕರಿಗೆ ಎಐ (AI) ಆಧರಿತ ಹಾಜರಾತಿ ಫಜೀತಿ;
DATE WISE
DECEMBER 2, 2023
ಕೆಂದೆಳನೀರು
ಬೆಂಗಳೂರಿನಲ್ಲಿ ಹಿಂದಿಗಿಂತ ಹೆಚ್ಚಿನ ಸಂಖ್ಯೆಯಲ್ಲಿ ಈ ತಳಿಯ
ಎಳನೀರು ಇತ್ತೀಚಿಗೆ ಕಾಣಿಸುತ್ತಿದೆ. ಇದು ತಮಿಳುನಾಡಿನಿಂದ
ಬರುತ್ತದೆಯಂತೆ. ಇದು ಕಾಯಿಯಾದರೆ ಅಥವ ಕೊಬ್ಬರಿ
ಆದರೆ ಚೆನ್ನಾಗಿರುವುದಿಲ್ಲವಂತೆ. ಹಾಗಾಗಿ ಎಳನೀರೇ
ಮಾರಬೇಕು